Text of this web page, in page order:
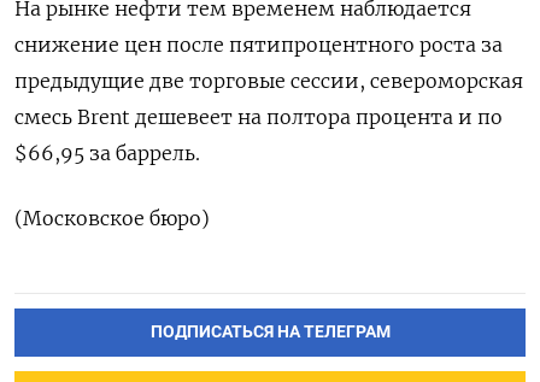
На рынке нефти тем временем наблюдается
снижение цен после пятипроцентного роста за
предыдущие две торговые сессии, североморская
смесь Brent дешевеет на полтора процента и по
$66,95 за баррель.
(Московское бюро)
ПОДПИСАТЬСЯ НА ТЕЛЕГРАМ